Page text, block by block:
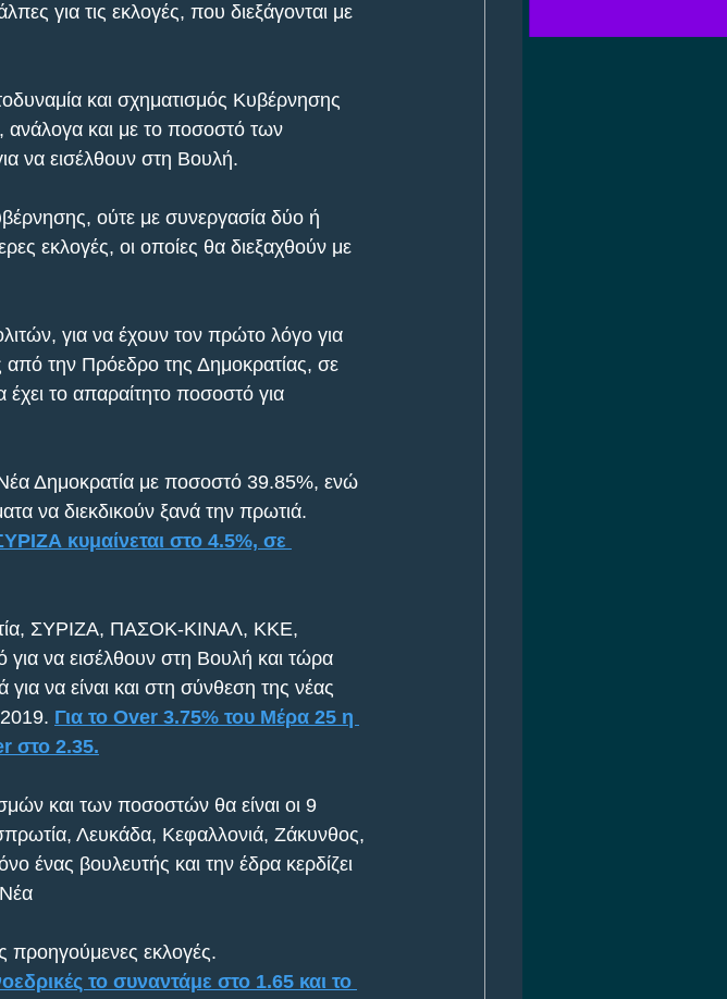
για τις εκλογές, που διεξάγονται με
και σχηματισμός Κυβέρνησης
και με το ποσοστό των
να εισέλθουν στη Βουλή.
ούτε με συνεργασία δύο ή
εκλογές, οι οποίες θα διεξαχθούν με
για να έχουν τον πρώτο λόγο για
από την Πρόεδρο της Δημοκρατίας, σε
το απαραίτητο ποσοστό για
Δημοκρατία με ποσοστό 39.85%, ενώ
να διεκδικούν ξανά την πρωτιά.
κυμαίνεται στο 4.5%, σε
ΣΥΡΙΖΑ, ΠΑΣΟΚ-ΚΙΝΑΛ, ΚΚΕ,
να εισέλθουν στη Βουλή και τώρα
να είναι και στη σύνθεση της νέας
Για το Over 3.75% του Μέρα 25 η
στο 2.35.
και των ποσοστών θα είναι οι 9
Λευκάδα, Κεφαλλονιά, Ζάκυνθος,
ένας βουλευτής και την έδρα κερδίζει
προηγούμενες εκλογές.
το συναντάμε στο 1.65 και το